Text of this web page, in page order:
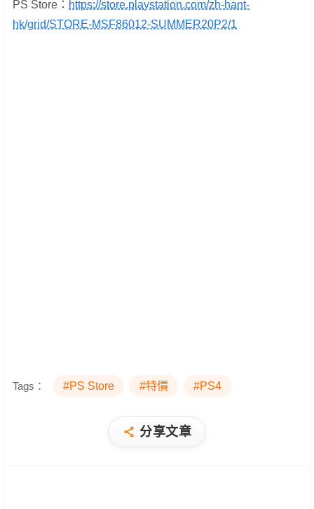
PS Store： https://store.playstation.com/zh-hant-
hk/grid/STORE-MSF86012-SUMMER20P2/1
Tags： #PS Store #特價 #PS4
分享文章